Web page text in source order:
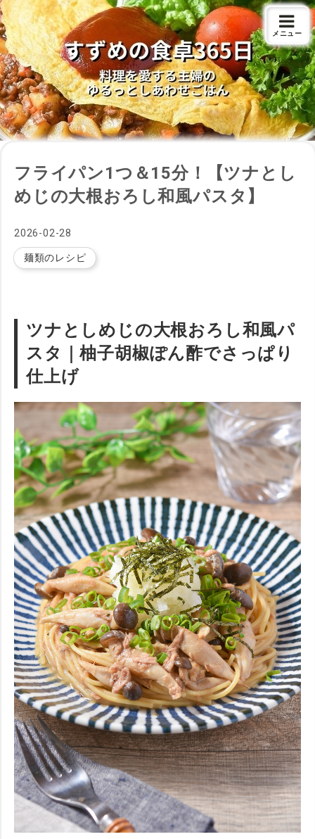
メニュー
2026-02-28
フライパン1つ＆15分！【ツナとし
めじの大根おろし和風パスタ】
麺類のレシピ
ツナとしめじの大根おろし和風パ
スタ
｜柚子胡椒ぽん酢でさっぱり
仕上げ